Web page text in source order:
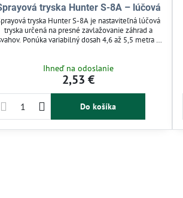
tryska Hunter S-8A – lúčová
tryska Hunter S-8A je nastaviteľná lúčová
tryska určená na presné zavlažovanie záhrad a
Ponúka variabilný dosah 4,6 až 5,5 metra a
zavlažovania, čím minimalizuje stekanie vody a
šetrí zdroje. Ideálna pre záhradkárov, ktorí
potrebujú efektívnu a úspornú závlahu.
Ihneď na odoslanie
2,53 €
Do košíka